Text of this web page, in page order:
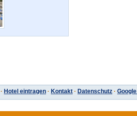
· Hotel eintragen · Kontakt · Datenschutz ·